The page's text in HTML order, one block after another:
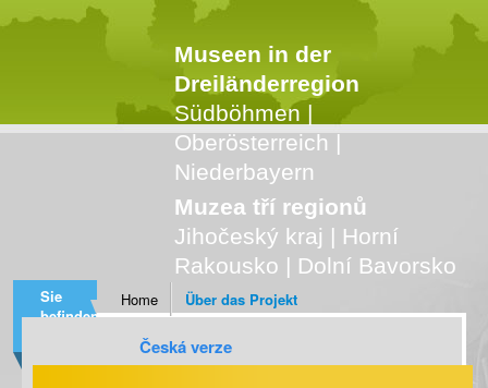
Museen in der
Dreiländerregion
Südböhmen |
Oberösterreich |
Niederbayern
Muzea tří regionů
Jihočeský kraj | Horní
Rakousko | Dolní Bavorsko
Sie
befinden
Home Über das Projekt
Česká verze